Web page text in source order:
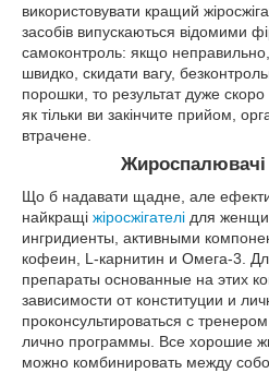
використовувати кращий
засобів випускаються відомими
самоконтроль: якщо
швидко, скидати вагу,
порошки, то результат дуже
як тільки ви закінчите прийом,
втрачене.
Жироспалювачі
Що б надавати щадне, але
найкращі жіросжігателі для
ингридиенты, активными
кофеин, L-карнитин и Омега-3.
препараты основанные на этих
зависимости от конституции и
проконсультироваться с
лично программы. Все хорошие
можно комбинировать между